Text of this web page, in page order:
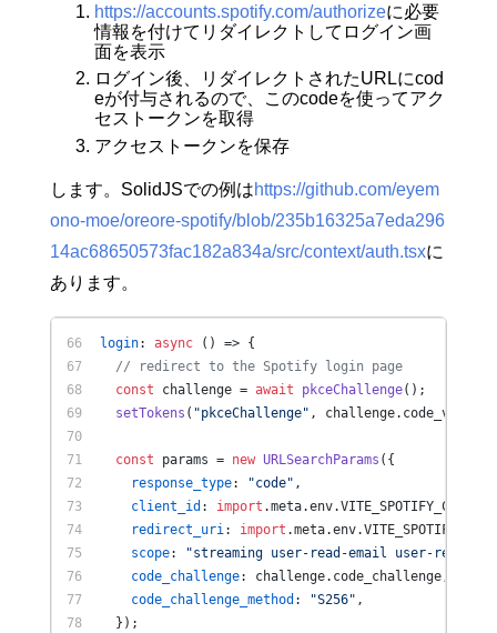
https://accounts.spotify.com/authorizeに必要
情報を付けてリダイレクトしてログイン画
面を表示
ログイン後、リダイレクトされたURLにcod
eが付与されるので、このcodeを使ってアク
セストークンを取得
アクセストークンを保存
します。SolidJSでの例はhttps://github.com/eyem
ono-moe/oreore-spotify/blob/235b16325a7eda296
14ac68650573fac182a834a/src/context/auth.tsxに
あります。
login: async () => {
// redirect to the Spotify login page
const challenge = await pkceChallenge();
setTokens ( "pkceChallenge" , challenge.
const params = new URLSearchParams ({
response_type: "code" ,
client_id : import .meta.env.
redirect_uri: import .meta.env.
scope:
"streaming user-read-email user-read-
code_challenge: challenge. code_challenge,
code_challenge_method : "S256" ,
  });